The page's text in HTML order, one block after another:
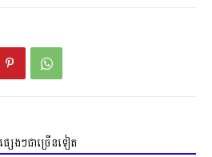
េងៗជាច្រើនទៀត